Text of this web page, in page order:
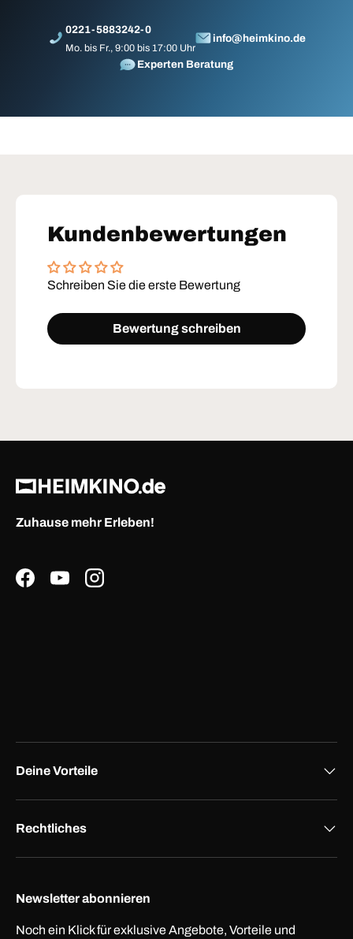
0221-5883242-0
Mo. bis Fr., 9:00 bis 17:00 Uhr
info@heimkino.de
Experten Beratung
Kundenbewertungen
Schreiben Sie die erste Bewertung
Bewertung schreiben
Zuhause mehr Erleben!
FacebookYouTubeInstagram
Deine Vorteile
Rechtliches
Newsletter abonnieren
Noch ein Klick für exklusive Angebote, Vorteile und